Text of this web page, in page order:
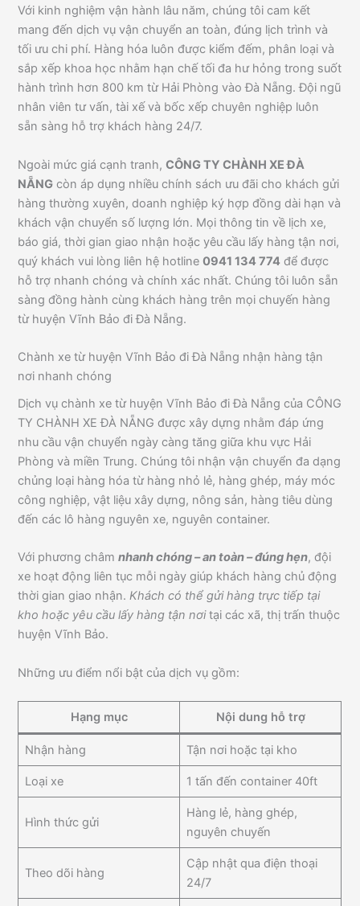
Với kinh nghiệm vận hành lâu năm, chúng tôi cam kết
mang đến dịch vụ vận chuyển an toàn, đúng lịch trình và
tối ưu chi phí. Hàng hóa luôn được kiểm đếm, phân loại và
sắp xếp khoa học nhằm hạn chế tối đa hư hỏng trong suốt
hành trình hơn 800 km từ Hải Phòng vào Đà Nẵng. Đội ngũ
nhân viên tư vấn, tài xế và bốc xếp chuyên nghiệp luôn
sẵn sàng hỗ trợ khách hàng 24/7.
Ngoài mức giá cạnh tranh,CÔNG TY CHÀNH XE ĐÀ
NẴNG còn áp dụng nhiều chính sách ưu đãi cho khách gửi
hàng thường xuyên, doanh nghiệp ký hợp đồng dài hạn và
khách vận chuyển số lượng lớn. Mọi thông tin về lịch xe,
báo giá, thời gian giao nhận hoặc yêu cầu lấy hàng tận nơi,
quý khách vui lòng liên hệ hotline0941 134 774 để được
hỗ trợ nhanh chóng và chính xác nhất. Chúng tôi luôn sẵn
sàng đồng hành cùng khách hàng trên mọi chuyến hàng
từ huyện Vĩnh Bảo đi Đà Nẵng.
Chành xe từ huyện Vĩnh Bảo đi Đà Nẵng nhận hàng tận
nơi nhanh chóng
Dịch vụ chành xe từ huyện Vĩnh Bảo đi Đà Nẵng của CÔNG
TY CHÀNH XE ĐÀ NẴNG được xây dựng nhằm đáp ứng
nhu cầu vận chuyển ngày càng tăng giữa khu vực Hải
Phòng và miền Trung. Chúng tôi nhận vận chuyển đa dạng
chủng loại hàng hóa từ hàng nhỏ lẻ, hàng ghép, máy móc
công nghiệp, vật liệu xây dựng, nông sản, hàng tiêu dùng
đến các lô hàng nguyên xe, nguyên container.
Với phương châmnhanh chóng – an toàn – đúng hẹn, đội
xe hoạt động liên tục mỗi ngày giúp khách hàng chủ động
thời gian giao nhận.Khách có thể gửi hàng trực tiếp tại
kho hoặc yêu cầu lấy hàng tận nơitại các xã, thị trấn thuộc
huyện Vĩnh Bảo.
Những ưu điểm nổi bật của dịch vụ gồm:
Hạng mục Nội dung hỗ trợ
Nhận hàng Tận nơi hoặc tại kho
Loại xe 1 tấn đến container 40ft
Hình thức gửi
Hàng lẻ, hàng ghép,
nguyên chuyến
Theo dõi hàng
Cập nhật qua điện thoại
24/7